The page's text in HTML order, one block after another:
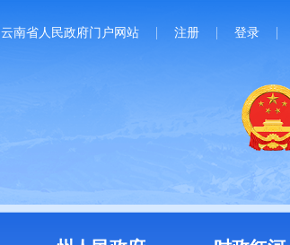
云南省人民政府门户网站 注册 登录